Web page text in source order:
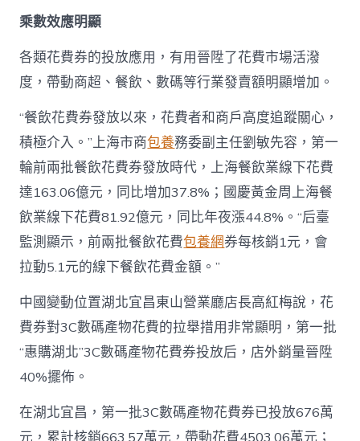
乘數效應明顯
各類花費券的投放應用，有用晉陞了花費市場活潑
度，帶動商超、餐飲、數碼等行業發賣額明顯增加。
“餐飲花費券發放以來，花費者和商戶高度追蹤關心，
積極介入。”上海市商包養務委副主任劉敏先容，第一
輪前兩批餐飲花費券發放時代，上海餐飲業線下花費
達163.06億元，同比增加37.8%；國慶黃金周上海餐
飲業線下花費81.92億元，同比年夜漲44.8%。“后臺
監測顯示，前兩批餐飲花費包養網券每核銷1元，會
拉動5.1元的線下餐飲花費金額。”
中國變動位置湖北宜昌東山營業廳店長高紅梅說，花
費券對3C數碼產物花費的拉舉措用非常顯明，第一批
“惠購湖北”3C數碼產物花費券投放后，店外銷量晉陞
40%擺佈。
在湖北宜昌，第一批3C數碼產物花費券已投放676萬